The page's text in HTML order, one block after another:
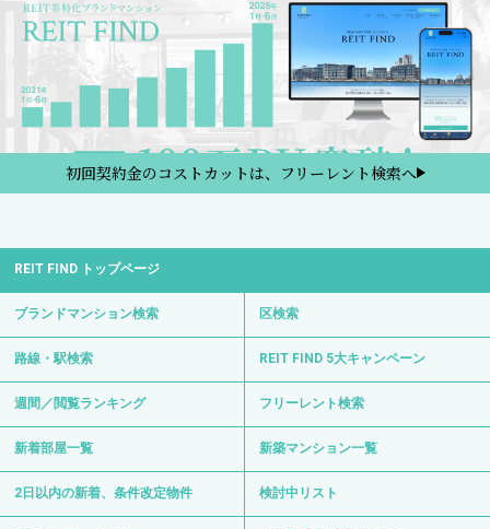
初回契約金のコストカットは、フリーレント検索へ
REIT FIND トップページ
ブランドマンション検索 区検索
路線・駅検索 REIT FIND 5大キャンペーン
週間／閲覧ランキング フリーレント検索
新着部屋一覧 新築マンション一覧
2日以内の新着、条件改定物件 検討中リスト